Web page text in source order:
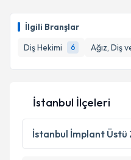
İlgili Branşlar
Diş Hekimi
6 Ağız, Diş
takvim
E-posta Adresiniz
Kişisel verilerimin
Metni
'ni okudum
kapsamda
İstanbul İlçeleri
İstanbul İmplant Üstü